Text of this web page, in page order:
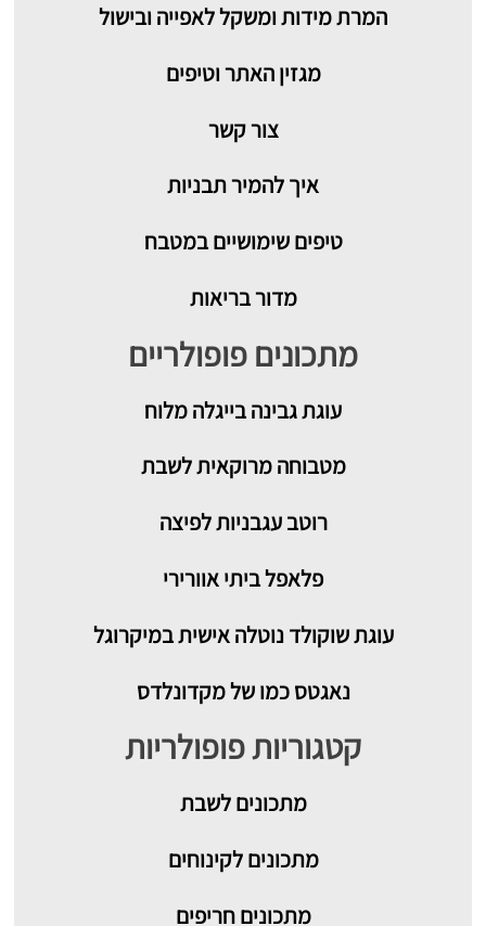
המרת מידות ומשקל לאפייה ובישול
מגזין האתר וטיפים
צור קשר
איך להמיר תבניות
טיפים שימושיים במטבח
מדור בריאות
מתכונים פופולריים
עוגת גבינה בייגלה מלוח
מטבוחה מרוקאית לשבת
רוטב עגבניות לפיצה
פלאפל ביתי אוורירי
עוגת שוקולד נוטלה אישית במיקרוגל
נאגטס כמו של מקדונלדס
קטגוריות פופולריות
מתכוניםלשבת
מתכונים לקינוחים
מתכונים חריפים